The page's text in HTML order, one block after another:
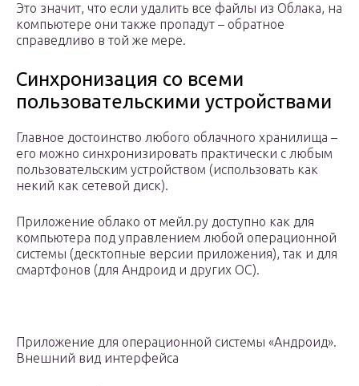
Это значит, что если удалить все файлы из Облака, на
компьютере они также пропадут – обратное
справедливо в той же мере.
Синхронизация со всеми
пользовательскими устройствами
Главное достоинство любого облачного хранилища –
его можно синхронизировать практически с любым
пользовательским устройством (использовать как
некий как сетевой диск).
Приложение облако от мейл.ру доступно как для
компьютера под управлением любой операционной
системы (десктопные версии приложения), так и для
смартфонов (для Андроид и других ОС).
Приложение для операционной системы «Андроид».
Внешний вид интерфейса